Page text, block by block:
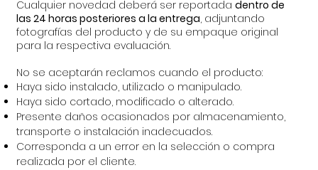
Cualquier novedad deberá ser reportadadentro de
las 24 horas posteriores a la entrega, adjuntando
fotografías del producto y de su empaque original
para la respectiva evaluación.
No se aceptarán reclamos cuando el producto:
Haya sido instalado, utilizado o manipulado.
Haya sido cortado, modificado o alterado.
Presente daños ocasionados por almacenamiento,
transporte o instalación inadecuados.
Corresponda a un error en la selección o compra
realizada por el cliente.